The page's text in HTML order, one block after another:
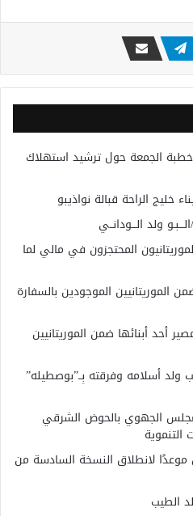
خطبة الجمعة حول ترشيد استهلاك
خليج الراحة قبالة نواذيبو
ولد الـــودانــي
المحتجزون في مالي لما
الموجودين بالسفارة
أحد أبنائها ضمن الموريتانيين
ولد أسلامه وفرقته بِــ”بوصطيله”
للمجلس الجهوي بالحوض الشرقي
22 أغسطس موعدًا لانطلاق النسخة السادسة من
الطيب